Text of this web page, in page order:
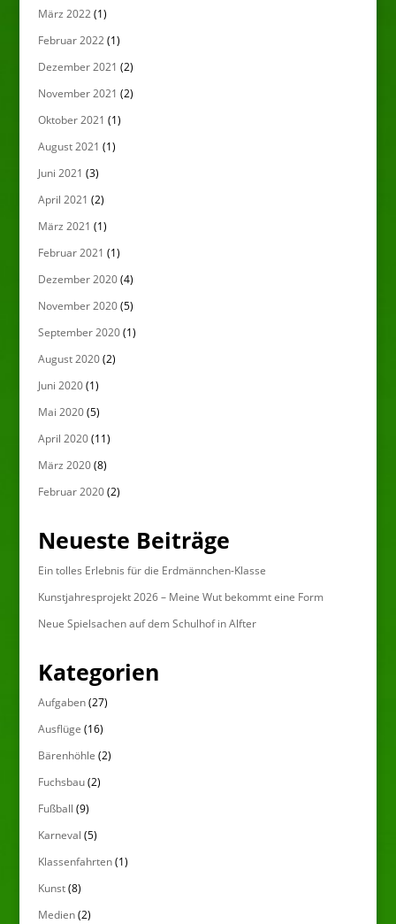
März 2022(1)
Februar 2022(1)
Dezember 2021 (2)
November 2021 (2)
Oktober 2021 (1)
August 2021 (1)
Juni 2021 (3)
April 2021 (2)
März 2021 (1)
Februar 2021 (1)
Dezember 2020(4)
November 2020(5)
September 2020(1)
August 2020(2)
Juni 2020(1)
Mai 2020(5)
April 2020(11)
März 2020(8)
Februar 2020(2)
Neueste Beiträge
Ein tolles Erlebnis für die Erdmännchen-Klasse
Kunstjahresprojekt 2026 – Meine Wut bekommt eine Form
Neue Spielsachen auf dem Schulhof in Alfter
Kategorien
Aufgaben(27)
Ausflüge (16)
Bärenhöhle (2)
Fuchsbau(2)
Fußball (9)
Karneval (5)
Klassenfahrten(1)
Kunst(8)
Medien(2)